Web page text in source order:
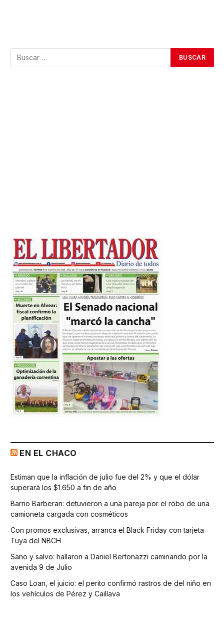
EN EL CHACO
Estiman que la inflación de julio fue del 2% y que el dólar
superará los $1.650 a fin de año
Barrio Barberan: detuvieron a una pareja por el robo de una
camioneta cargada con cosméticos
Con promos exclusivas, arranca el Black Friday con tarjeta
Tuya del NBCH
Sano y salvo: hallaron a Daniel Bertonazzi caminando por la
avenida 9 de Julio
Caso Loan, el juicio: el perito confirmó rastros de del niño en
los vehículos de Pérez y Caillava